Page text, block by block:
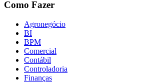
Como Fazer
Agronegócio
BI
BPM
Comercial
Contábil
Controladoria
Finanças